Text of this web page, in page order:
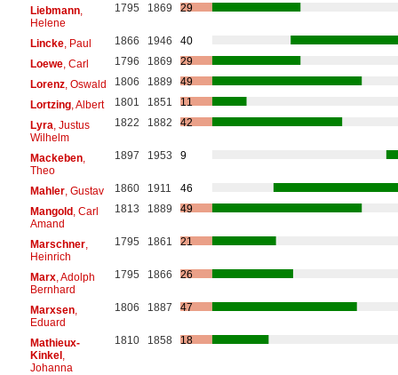
Liebmann,
Helene
1795 1869 29
Lincke, Paul 1866 1946
40
Loewe, Carl 1796 1869
29
Lorenz, Oswald 1806 1889
49
Lortzing, Albert 1801 1851
11
Lyra , Justus
Wilhelm
1822 1882 42
Mackeben,
Theo
1897 1953 9
Mahler, Gustav 1860 1911
46
Mangold, Carl
Amand
1813 1889 49
Marschner,
Heinrich
1795 1861 21
Marx, Adolph
Bernhard
1795 1866 26
Marxsen,
Eduard
1806 1887 47
Mathieux-
Kinkel,
Johanna
1810 1858 18